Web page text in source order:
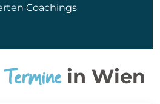
Coachings
Terminein Wien